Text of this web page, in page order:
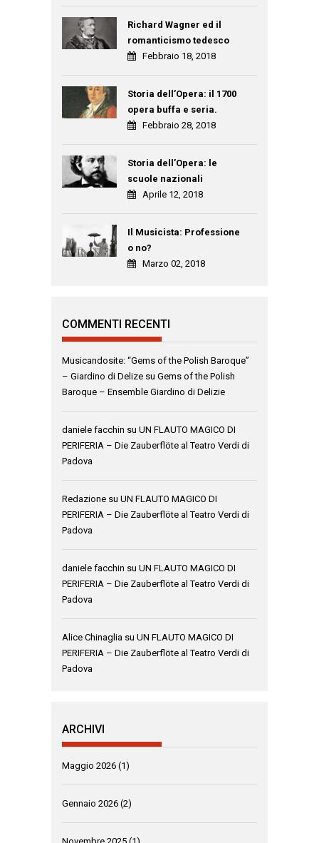
Richard Wagner ed il
romanticismo tedesco
Febbraio 18, 2018
Storia dell’Opera: il 1700
opera buffa e seria.
Febbraio 28, 2018
Storia dell’Opera: le
scuole nazionali
Aprile 12, 2018
Il Musicista: Professione
o no?
Marzo 02, 2018
COMMENTI RECENTI
Musicandosite: “Gems of the Polish Baroque”
– Giardino di Delize su Gems of the Polish
Baroque – Ensemble Giardino di Delizie
daniele facchin su UN FLAUTO MAGICO DI
PERIFERIA – Die Zauberflöte al Teatro Verdi di
Padova
Redazione su UN FLAUTO MAGICO DI
PERIFERIA – Die Zauberflöte al Teatro Verdi di
Padova
daniele facchin su UN FLAUTO MAGICO DI
PERIFERIA – Die Zauberflöte al Teatro Verdi di
Padova
Alice Chinaglia su UN FLAUTO MAGICO DI
PERIFERIA – Die Zauberflöte al Teatro Verdi di
Padova
ARCHIVI
Maggio 2026 (1)
Gennaio 2026 (2)